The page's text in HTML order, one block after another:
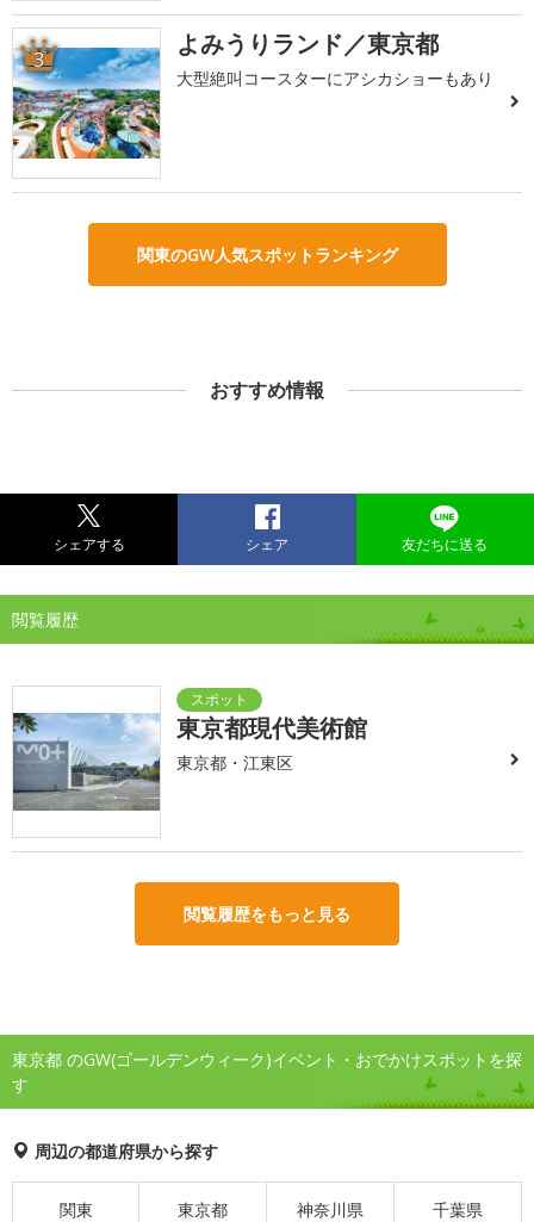
3 よみうりランド／東京都
大型絶叫コースターにアシカショーもあり
関東のGW人気スポットランキング
おすすめ情報
シェアする シェア 友だちに送る
閲覧履歴
東京都現代美術館
東京都・江東区
閲覧履歴をもっと見る
東京都 のGW(ゴールデンウィーク)イベント・おでかけスポットを探
す
周辺の都道府県から探す
関東 東京都 神奈川県 千葉県